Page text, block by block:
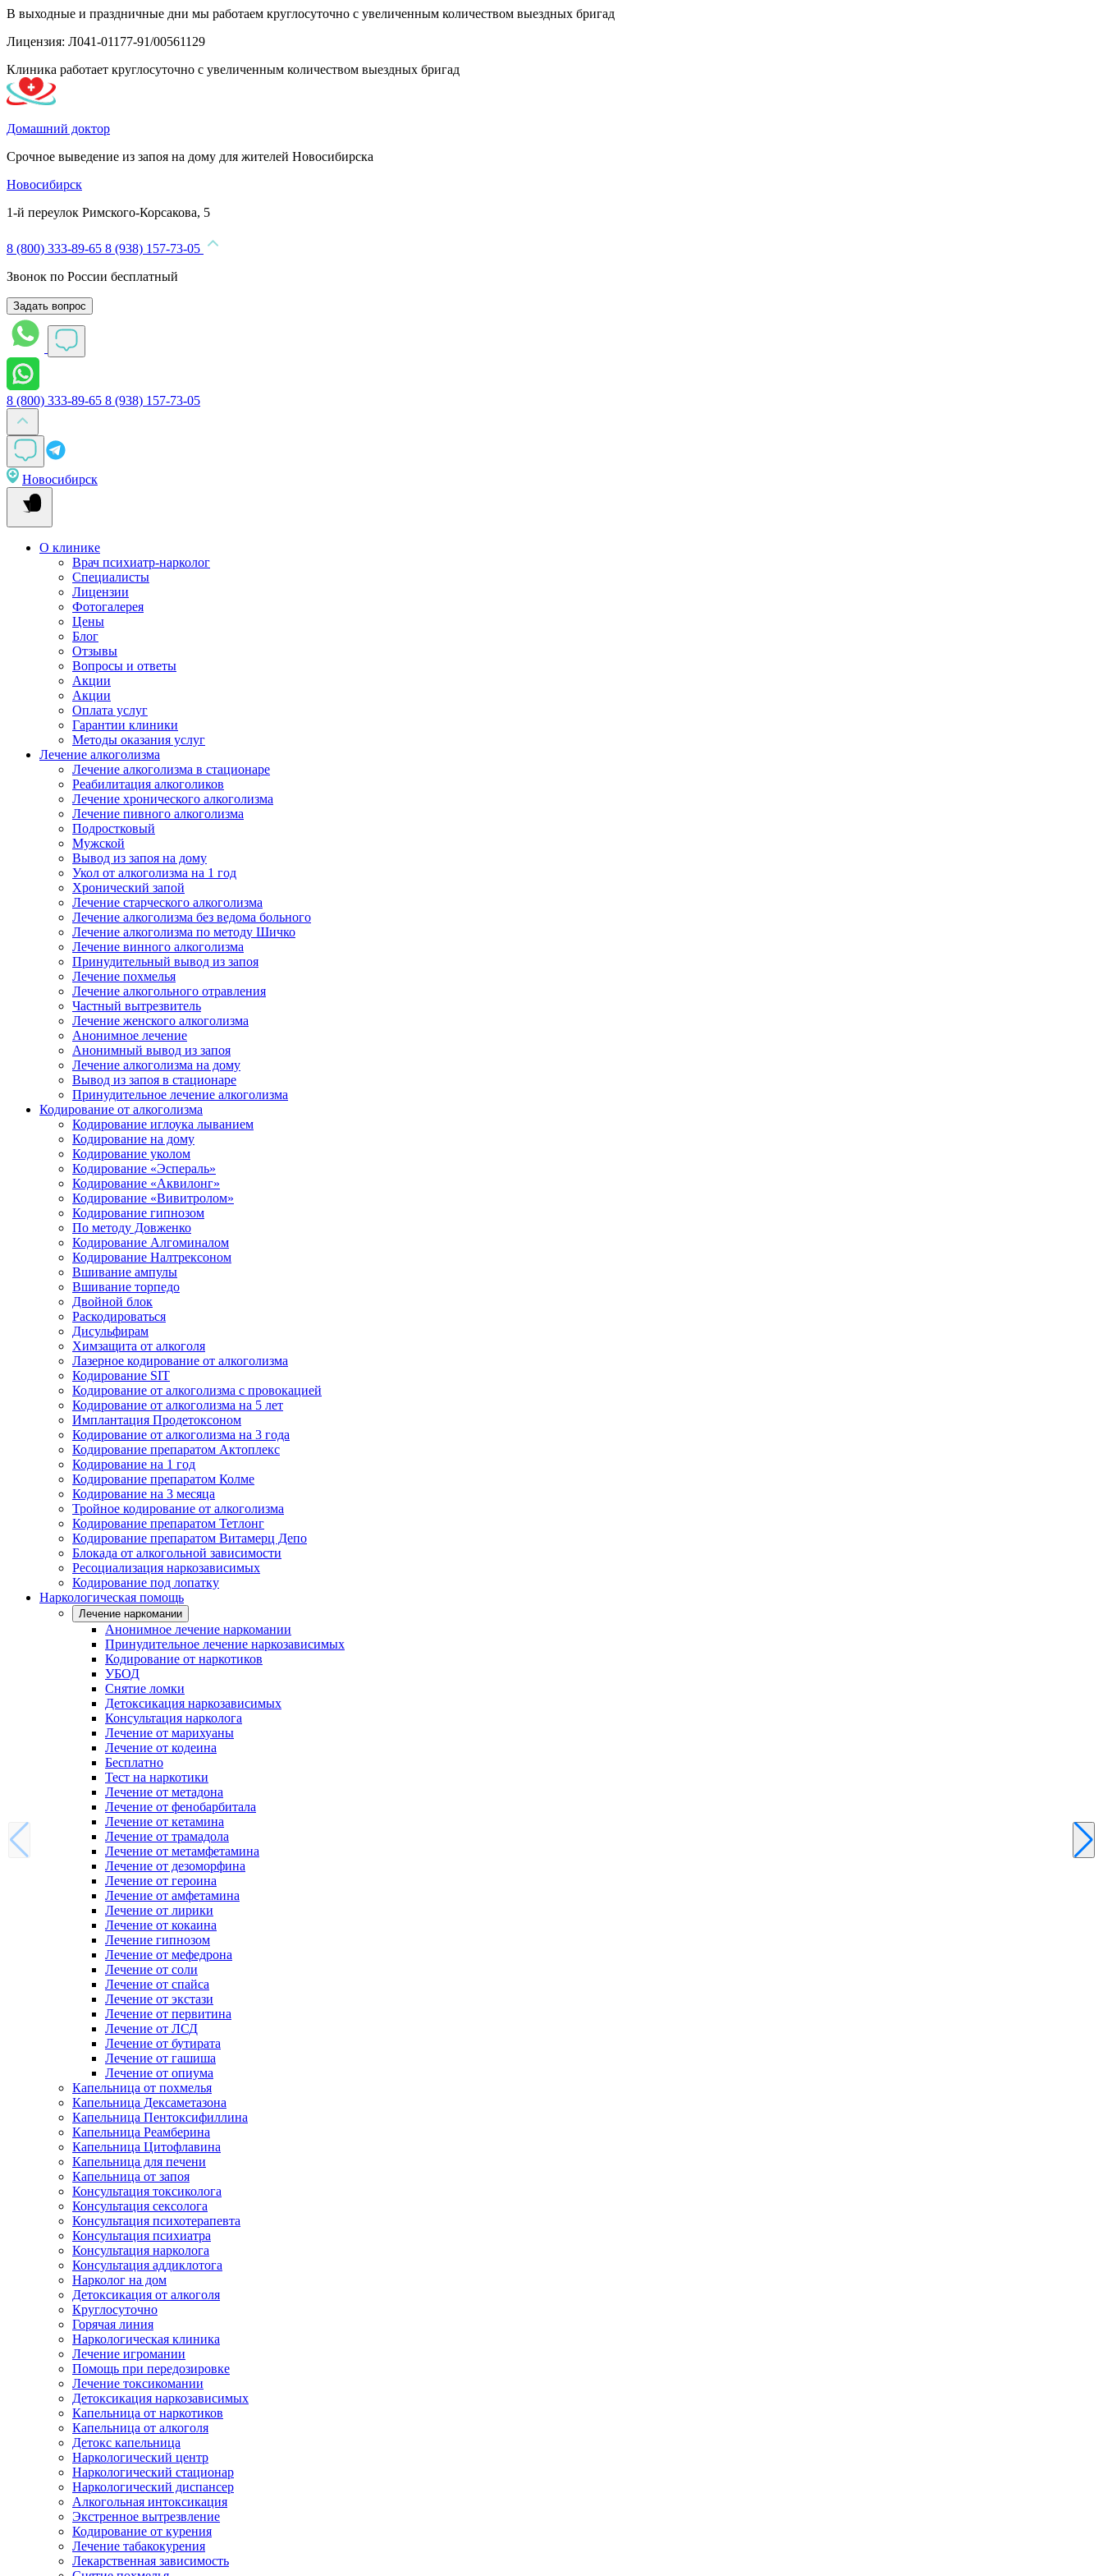
В выходные и праздничные дни мы работаем круглосуточно с увеличенным количеством выездных бригад
Лицензия: Л041-01177-91/00561129
Клиника работает круглосуточно с увеличенным количеством выездных бригад
Домашний доктор
Срочное выведение из запоя на дому для жителей Новосибирска
Новосибирск
1-й переулок Римского-Корсакова, 5
8 (800) 333-89-65 8 (938) 157-73-05
Звонок по России бесплатный
Задать вопрос
8 (800) 333-89-65 8 (938) 157-73-05
Новосибирск
О клинике
Врач психиатр-нарколог
Специалисты
Лицензии
Фотогалерея
Цены
Блог
Отзывы
Вопросы и ответы
Акции
Акции
Оплата услуг
Гарантии клиники
Методы оказания услуг
Лечение алкоголизма
Лечение алкоголизма в стационаре
Реабилитация алкоголиков
Лечение хронического алкоголизма
Лечение пивного алкоголизма
Подростковый
Мужской
Вывод из запоя на дому
Укол от алкоголизма на 1 год
Хронический запой
Лечение старческого алкоголизма
Лечение алкоголизма без ведома больного
Лечение алкоголизма по методу Шичко
Лечение винного алкоголизма
Принудительный вывод из запоя
Лечение похмелья
Лечение алкогольного отравления
Частный вытрезвитель
Лечение женского алкоголизма
Анонимное лечение
Анонимный вывод из запоя
Лечение алкоголизма на дому
Вывод из запоя в стационаре
Принудительное лечение алкоголизма
Кодирование от алкоголизма
Кодирование иглоука лыванием
Кодирование на дому
Кодирование уколом
Кодирование «Эспераль»
Кодирование «Аквилонг»
Кодирование «Вивитролом»
Кодирование гипнозом
По методу Довженко
Кодирование Алгоминалом
Кодирование Налтрексоном
Вшивание ампулы
Вшивание торпедо
Двойной блок
Раскодироваться
Дисульфирам
Химзащита от алкоголя
Лазерное кодирование от алкоголизма
Кодирование SIT
Кодирование от алкоголизма с провокацией
Кодирование от алкоголизма на 5 лет
Имплантация Продетоксоном
Кодирование от алкоголизма на 3 года
Кодирование препаратом Актоплекс
Кодирование на 1 год
Кодирование препаратом Колме
Кодирование на 3 месяца
Тройное кодирование от алкоголизма
Кодирование препаратом Тетлонг
Кодирование препаратом Витамерц Депо
Блокада от алкогольной зависимости
Ресоциализация наркозависимых
Кодирование под лопатку
Наркологическая помощь
Лечение наркомании
Анонимное лечение наркомании
Принудительное лечение наркозависимых
Кодирование от наркотиков
УБОД
Снятие ломки
Детоксикация наркозависимых
Консультация нарколога
Лечение от марихуаны
Лечение от кодеина
Бесплатно
Тест на наркотики
Лечение от метадона
Лечение от фенобарбитала
Лечение от кетамина
Лечение от трамадола
Лечение от метамфетамина
Лечение от дезоморфина
Лечение от героина
Лечение от амфетамина
Лечение от лирики
Лечение от кокаина
Лечение гипнозом
Лечение от мефедрона
Лечение от соли
Лечение от спайса
Лечение от экстази
Лечение от первитина
Лечение от ЛСД
Лечение от бутирата
Лечение от гашиша
Лечение от опиума
Капельница от похмелья
Капельница Дексаметазона
Капельница Пентоксифиллина
Капельница Реамберина
Капельница Цитофлавина
Капельница для печени
Капельница от запоя
Консультация токсиколога
Консультация сексолога
Консультация психотерапевта
Консультация психиатра
Консультация нарколога
Консультация аддиклотога
Нарколог на дом
Детоксикация от алкоголя
Круглосуточно
Горячая линия
Наркологическая клиника
Лечение игромании
Помощь при передозировке
Лечение токсикомании
Детоксикация наркозависимых
Капельница от наркотиков
Капельница от алкоголя
Детокс капельница
Наркологический центр
Наркологический стационар
Наркологический диспансер
Алкогольная интоксикация
Экстренное вытрезвление
Кодирование от курения
Лечение табакокурения
Лекарственная зависимость